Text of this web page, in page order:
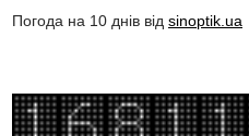
Погода на 10 днів від sinoptik.ua